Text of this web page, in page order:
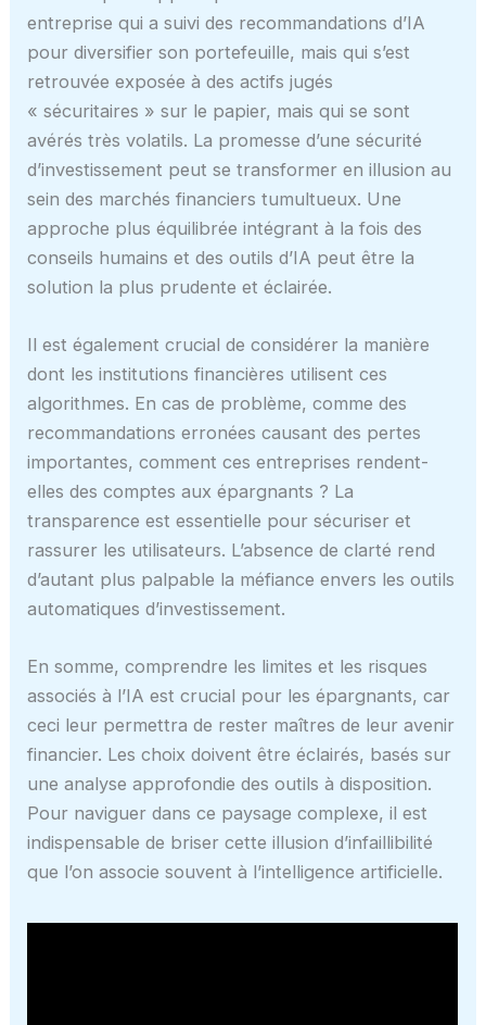
entreprise qui a suivi des recommandations d’IA
pour diversifier son portefeuille, mais qui s’est
retrouvée exposée à des actifs jugés
« sécuritaires » sur le papier, mais qui se sont
avérés très volatils. La promesse d’une sécurité
d’investissement peut se transformer en illusion au
sein des marchés financiers tumultueux. Une
approche plus équilibrée intégrant à la fois des
conseils humains et des outils d’IA peut être la
solution la plus prudente et éclairée.
Il est également crucial de considérer la manière
dont les institutions financières utilisent ces
algorithmes. En cas de problème, comme des
recommandations erronées causant des pertes
importantes, comment ces entreprises rendent-
elles des comptes aux épargnants ? La
transparence est essentielle pour sécuriser et
rassurer les utilisateurs. L’absence de clarté rend
d’autant plus palpable la méfiance envers les outils
automatiques d’investissement.
En somme, comprendre les limites et les risques
associés à l’IA est crucial pour les épargnants, car
ceci leur permettra de rester maîtres de leur avenir
financier. Les choix doivent être éclairés, basés sur
une analyse approfondie des outils à disposition.
Pour naviguer dans ce paysage complexe, il est
indispensable de briser cette illusion d’infaillibilité
que l’on associe souvent à l’intelligence artificielle.